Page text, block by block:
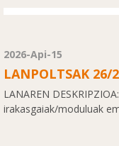
2026-Api-15
LANPOLTSAK 26/
LANAREN
irakasgaiak/moduluak